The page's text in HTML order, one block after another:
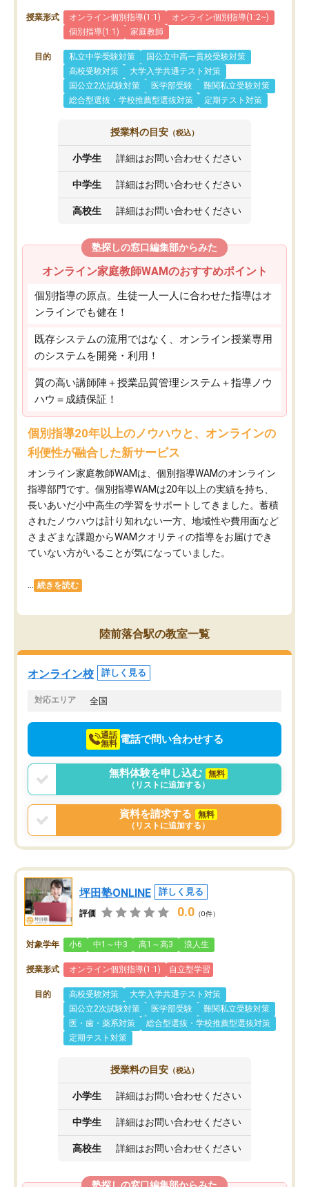
授業形式 オンライン個別指導(1:1)
オンライン個別指導(1:2~)
個別指導(1:1)
家庭教師
目的 私立中学受験対策
国公立中高一貫校受験対策
高校受験対策
大学入学共通テスト対策
国公立2次試験対策
医学部受験
難関私立受験対策
総合型選抜・学校推薦型選抜対策
定期テスト対策
授業料の目安 （税込）
小学生 詳細はお問い合わせください
中学生 詳細はお問い合わせください
高校生 詳細はお問い合わせください
塾探しの窓口編集部からみた
オンライン家庭教師WAMのおすすめポイント
個別指導の原点。生徒一人一人に合わせた指導はオ
ンラインでも健在！
既存システムの流用ではなく、オンライン授業専用
のシステムを開発・利用！
質の高い講師陣＋授業品質管理システム＋指導ノウ
ハウ＝成績保証！
個別指導20年以上のノウハウと、オンラインの
利便性が融合した新サービス
オンライン家庭教師WAMは、個別指導WAMのオンライン
指導部門です。個別指導WAMは20年以上の実績を持ち、
長いあいだ小中高生の学習をサポートしてきました。蓄積
されたノウハウは計り知れない一方、地域性や費用面など
さまざまな課題からWAMクオリティの指導をお届けでき
ていない方がいることが気になっていました。
続きを読む
陸前落合駅の教室一覧
オンライン校 詳しく見る
対応エリア 全国
通話
無料 電話で問い合わせする
無料体験を申し込む
無料
（リストに追加する）
資料を請求する
無料
（リストに追加する）
坪田塾ONLINE 詳しく見る
評価 0.0 （0件）
対象学年 小6 中1～中3 高1～高3 浪人生
授業形式 オンライン個別指導(1:1) 自立型学習
目的 高校受験対策
大学入学共通テスト対策
国公立2次試験対策
医学部受験
難関私立受験対策
医・歯・薬系対策
総合型選抜・学校推薦型選抜対策
定期テスト対策
授業料の目安 （税込）
小学生 詳細はお問い合わせください
中学生 詳細はお問い合わせください
高校生 詳細はお問い合わせください
塾探しの窓口編集部からみた